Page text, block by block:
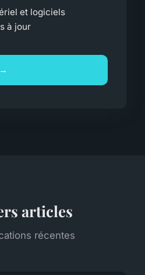
et logiciels
à jour
articles
récentes